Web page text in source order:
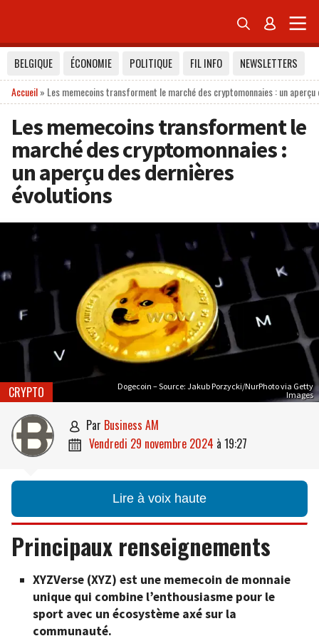
 
BELGIQUE ÉCONOMIE POLITIQUE FIL INFO
NEWSLETTERS
Accueil» Les memecoins transforment le marché des cryptomonnaies : un
Les memecoins transforment le
marché des cryptomonnaies :
un aperçu des dernières
évolutions
Dogecoin – Source: Jakub Porzycki/NurPhoto via Getty
Images
CRYPTO
 par Business AM
 vendredi 29 novembre 2024 à 19:27
Lire à voix haute
Principaux renseignements
XYZVerse (XYZ) est une memecoin de monnaie
unique qui combine l’enthousiasme pour le
sport avec un écosystème axé sur la
communauté.